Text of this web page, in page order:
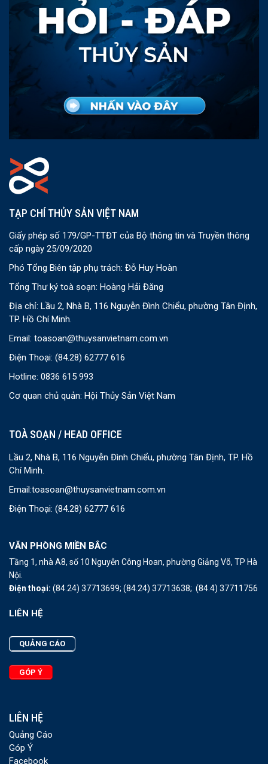
TẠP CHÍ THỦY SẢN VIỆT NAM
Giấy phép số 179/GP-TTĐT của Bộ thông tin và Truyền thông
cấp ngày 25/09/2020
Phó Tổng Biên tập phụ trách: Đỗ Huy Hoàn
Tổng Thư ký toà soạn: Hoàng Hải Đăng
Địa chỉ: Lầu 2, Nhà B, 116 Nguyễn Đình Chiểu, phường Tân Định,
TP. Hồ Chí Minh.
Email: toasoan@thuysanvietnam.com.vn
Điện Thoại: (84.28) 62777 616
Hotline: 0836 615 993
Cơ quan chủ quản: Hội Thủy Sản Việt Nam
TOÀ SOẠN / HEAD OFFICE
Lầu 2, Nhà B, 116 Nguyễn Đình Chiểu, phường Tân Định, TP. Hồ
Chí Minh.
Email:toasoan@thuysanvietnam.com.vn
Điện Thoại: (84.28) 62777 616
VĂN PHÒNG MIỀN BẮC
Tầng 1, nhà A8, số 10 Nguyễn Công Hoan, phường Giảng Võ, TP Hà
Nội.
Điện thoại: (84.24) 37713699; (84.24) 37713638; (84.4) 37711756
LIÊN HỆ
QUẢNG CÁO
GÓP Ý
LIÊN HỆ
Quảng Cáo
Góp Ý
Facebook